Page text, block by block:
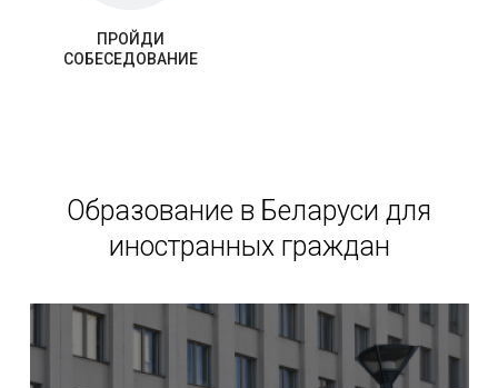
ПРОЙДИ
СОБЕСЕДОВАНИЕ
Образование в Беларуси для
иностранных граждан